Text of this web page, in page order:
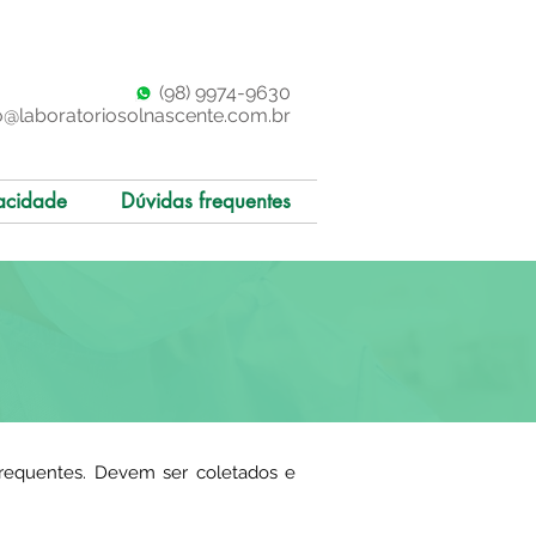
(98) 9974-9630
Dúvidas frequentes
Devem ser coletados e